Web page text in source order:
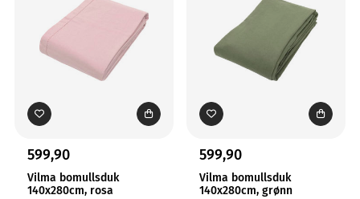
599,90
Vilma bomullsduk
140x280cm, rosa
599,90
Vilma bomullsduk
140x280cm, grønn